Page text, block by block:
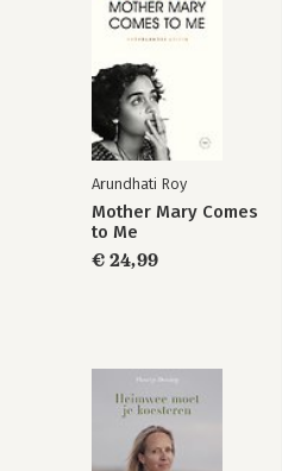
Arundhati Roy
Mother Mary Comes
to Me
€ 24,99